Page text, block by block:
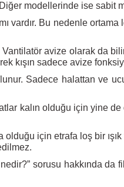
modellerinde ise sabit
Bu nedenle
avize olarak da
kışın sadece avize
Sadece halattan ve
kalın olduğu için yine
için etrafa loş bir
sorusu hakkında